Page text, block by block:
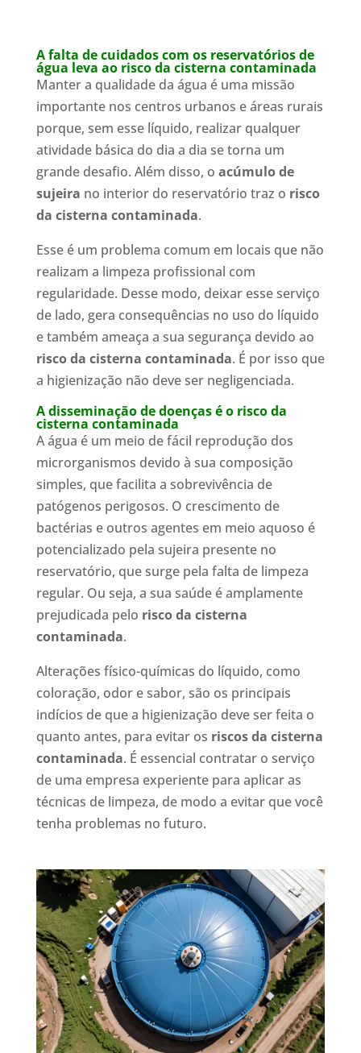
A falta de cuidados com os reservatórios de
água leva ao risco da cisterna contaminada
Manter a qualidade da água é uma missão
importante nos centros urbanos e áreas rurais
porque, sem esse líquido, realizar qualquer
atividade básica do dia a dia se torna um
grande desafio. Além disso, o acúmulo de
sujeira no interior do reservatório traz o risco
da cisterna contaminada.
Esse é um problema comum em locais que não
realizam a limpeza profissional com
regularidade. Desse modo, deixar esse serviço
de lado, gera consequências no uso do líquido
e também ameaça a sua segurança devido ao
risco da cisterna contaminada. É por isso que
a higienização não deve ser negligenciada.
A disseminação de doenças é o risco da
cisterna contaminada
A água é um meio de fácil reprodução dos
microrganismos devido à sua composição
simples, que facilita a sobrevivência de
patógenos perigosos. O crescimento de
bactérias e outros agentes em meio aquoso é
potencializado pela sujeira presente no
reservatório, que surge pela falta de limpeza
regular. Ou seja, a sua saúde é amplamente
prejudicada pelo risco da cisterna
contaminada.
Alterações físico-químicas do líquido, como
coloração, odor e sabor, são os principais
indícios de que a higienização deve ser feita o
quanto antes, para evitar os riscos da cisterna
contaminada. É essencial contratar o serviço
de uma empresa experiente para aplicar as
técnicas de limpeza, de modo a evitar que você
tenha problemas no futuro.